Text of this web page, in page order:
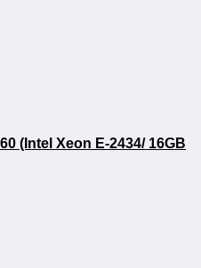
(Intel Xeon E-2434/ 16GB